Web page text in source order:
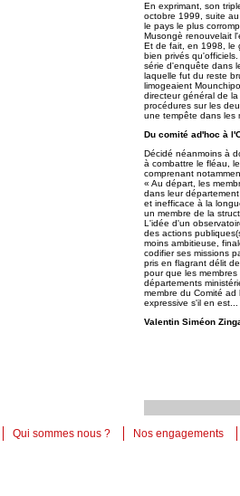
En exprimant, son
octobre 1999, suite
le pays le plus
Musongè renouvelait
Et de fait, en 1998, le
bien privés
série d'enquête dans
laquelle fut du reste
limogeaient
directeur général de
procédures sur les
une tempête dans les
Du comité ad'hoc à
Décidé néanmoins à
à combattre le fléau,
comprenant
« Au départ, les
dans leur
et inefficace à la
un membre de la
L'idée d'un
des actions
moins ambitieuse,
codifier ses missions
pris en flagrant délit
pour que les
départements
membre du Comité
expressive s'il en est...
Valentin Siméon
Qui sommes nous ? Nos engagements